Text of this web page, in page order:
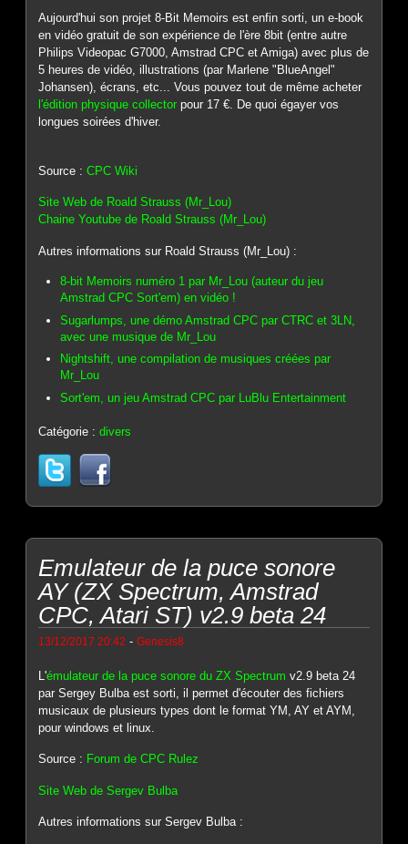
Aujourd'hui son projet 8-Bit Memoirs est enfin sorti, un e-book
en vidéo gratuit de son expérience de l'ère 8bit (entre autre
Philips Videopac G7000, Amstrad CPC et Amiga) avec plus de
5 heures de vidéo, illustrations (par Marlene "BlueAngel"
Johansen), écrans, etc... Vous pouvez tout de même acheter
l'édition physique collector pour 17 €. De quoi égayer vos
longues soirées d'hiver.
Source :CPC Wiki
Site Web de Roald Strauss (Mr_Lou)
Chaine Youtube de Roald Strauss (Mr_Lou)
Autres informations sur Roald Strauss (Mr_Lou) :
8-bit Memoirs numéro 1 par Mr_Lou (auteur du jeu
Amstrad CPC Sort'em) en vidéo !
Sugarlumps, une démo Amstrad CPC par CTRC et 3LN,
avec une musique de Mr_Lou
Nightshift, une compilation de musiques créées par
Mr_Lou
Sort'em, un jeu Amstrad CPC par LuBlu Entertainment
Catégorie :divers
Emulateur de la puce sonore
AY (ZX Spectrum, Amstrad
CPC, Atari ST) v2.9 beta 24
13/12/2017 20:42 -Genesis8
L'émulateur de la puce sonore du ZX Spectrum v2.9 beta 24
par Sergey Bulba est sorti, il permet d'écouter des fichiers
musicaux de plusieurs types dont le format YM, AY et AYM,
pour windows et linux.
Source : Forum de CPC Rulez
Site Web de Sergev Bulba
Autres informations sur Sergev Bulba :